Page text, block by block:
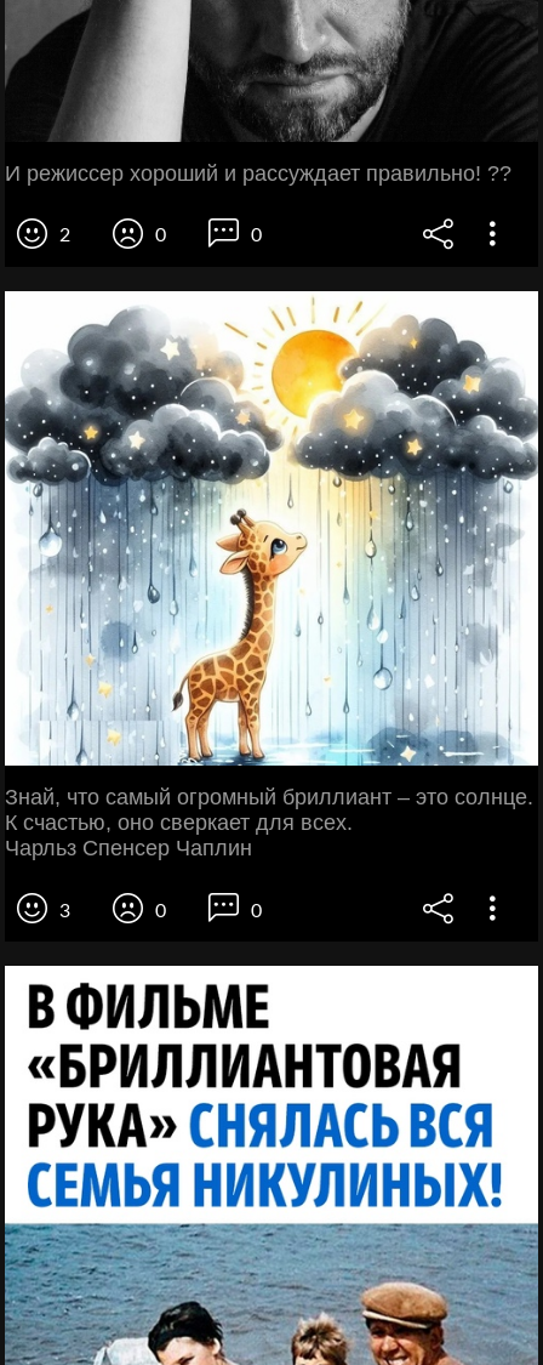
И режиссер хороший и рассуждает правильно! ??
2 0 0
Знай, что самый огромный бриллиант – это солнце.
К счастью, оно сверкает для всех.
Чарльз Спенсер Чаплин
3 0 0